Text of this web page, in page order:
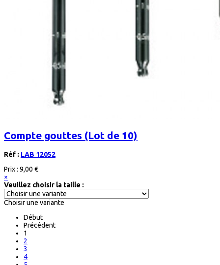
Compte gouttes (Lot de 10)
Réf : LAB 12052
Prix : 9,00 €
×
Veuillez choisir la taille :
Choisir une variante
Début
Précédent
1
2
3
4